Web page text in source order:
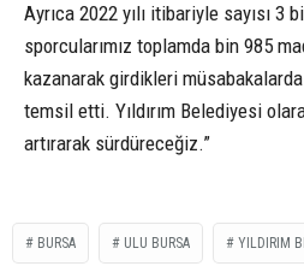
Ayrıca 2022 yılı itibariyle sayısı 3
sporcularımız toplamda bin 985
kazanarak girdikleri
temsil etti. Yıldırım Belediyesi
artırarak sürdüreceğiz.”
BURSA ULU BURSA YILDIRIM